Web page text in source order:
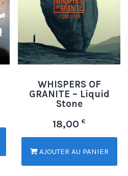
WHISPERS OF
GRANITE – Liquid
Stone
18,00€
AJOUTER AU PANIER